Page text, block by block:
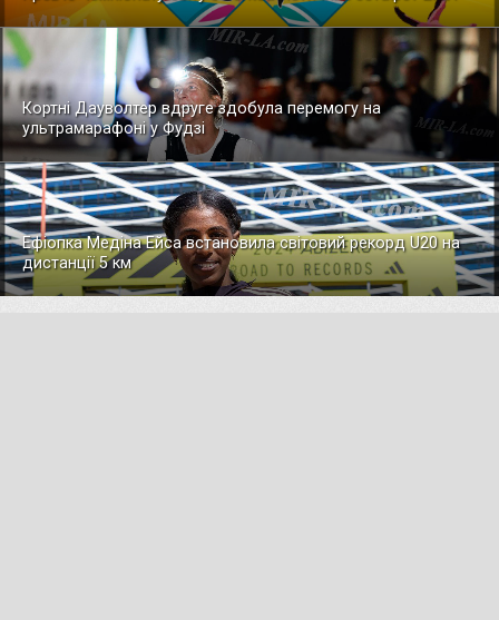
Кортні Дауволтер вдруге здобула перемогу на
ультрамарафоні у Фудзі
Ефіопка Медіна Ейса встановила світовий рекорд U20 на
дистанції 5 км